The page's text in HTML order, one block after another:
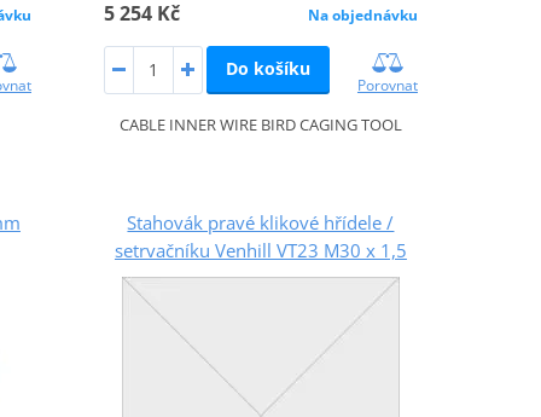
5 254 Kč Na objednávku
Do košíku
Porovnat
CABLE INNER WIRE BIRD CAGING TOOL
Stahovák pravé klikové hřídele /
setrvačníku Venhill VT23 M30 x 1,5